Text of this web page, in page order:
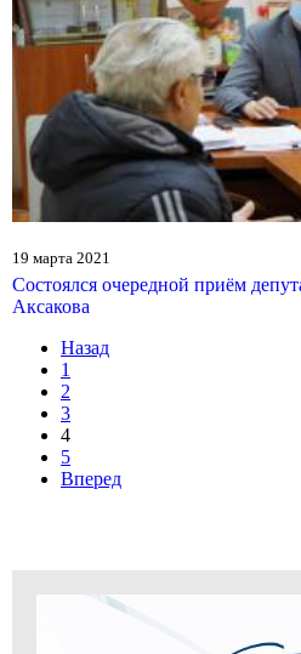
19 марта 2021
Состоялся очередной приём
Аксакова
Назад
1
2
3
4
5
Вперед